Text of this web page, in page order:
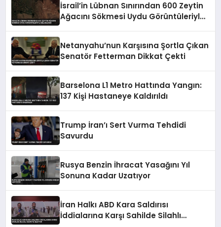
İsrail’in Lübnan Sınırından 600 Zeytin
Ağacını Sökmesi Uydu Görüntüleriyle
Netanyahu’nun Karşısına Şortla Çıkan
Senatör Fetterman Dikkat Çekti
Barselona L1 Metro Hattında Yangın:
137 Kişi Hastaneye Kaldırıldı
Trump İran’ı Sert Vurma Tehdidi
Savurdu
Rusya Benzin İhracat Yasağını Yıl
Sonuna Kadar Uzatıyor
İran Halkı ABD Kara Saldırısı
İddialarına Karşı Sahilde Silahlı